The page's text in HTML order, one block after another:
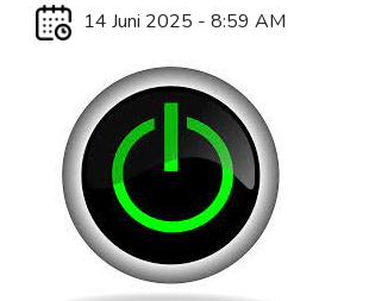
14 Juni 2025 - 8:59 AM